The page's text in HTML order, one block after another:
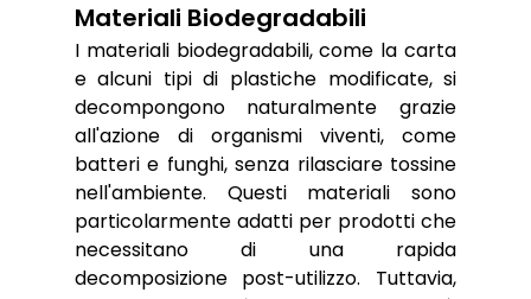
Materiali Biodegradabili
I materiali biodegradabili, come la carta
e alcuni tipi di plastiche modificate, si
decompongono naturalmente grazie
all'azione di organismi viventi, come
batteri e funghi, senza rilasciare tossine
nell'ambiente. Questi materiali sono
particolarmente adatti per prodotti che
necessitano di una rapida
decomposizione post-utilizzo. Tuttavia,